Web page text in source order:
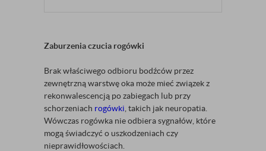
Zaburzenia czucia rogówki
Brak właściwego odbioru bodźców przez
zewnętrzną warstwę oka może mieć związek z
rekonwalescencją po zabiegach lub przy
schorzeniach rogówki , takich jak neuropatia.
Wówczas rogówka nie odbiera sygnałów, które
mogą świadczyć o uszkodzeniach czy
nieprawidłowościach.